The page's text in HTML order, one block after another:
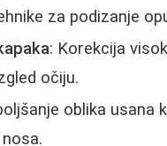
za podizanje
: Korekcija
očiju.
oblika usana